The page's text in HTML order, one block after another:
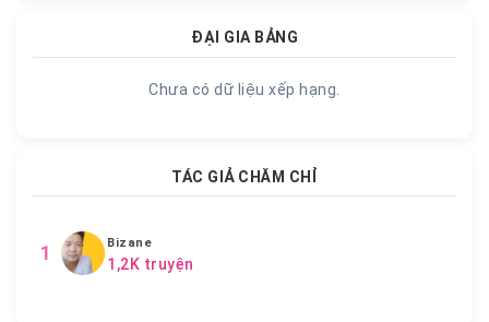
ĐẠI GIA BẢNG
Chưa có dữ liệu xếp hạng.
TÁC GIẢ CHĂM CHỈ
1 Bizane
1,2K truyện